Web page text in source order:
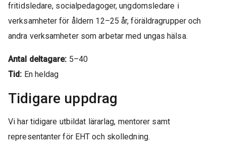
fritidsledare, socialpedagoger, ungdomsledare i
verksamheter för åldern 12–25 år, föräldragrupper och
andra verksamheter som arbetar med ungas hälsa.
Antal deltagare: 5–40
Tid: En heldag
Tidigare uppdrag
Vi har tidigare utbildat lärarlag, mentorer samt
representanter för EHT och skolledning.